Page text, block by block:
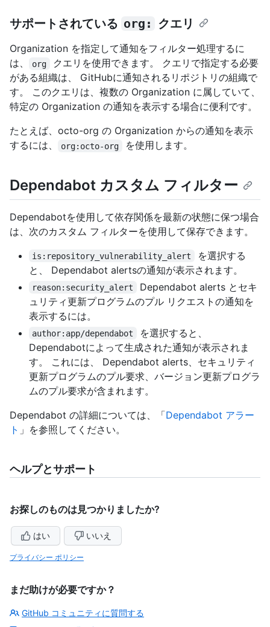
サポートされている org: クエリ
Organization を指定して通知をフィルター処理するに
は、
org
クエリを使用できます。 クエリで指定する必要
がある組織は、 GitHubに通知されるリポジトリの組織で
す。 このクエリは、複数の Organization に属していて、
特定の Organization の通知を表示する場合に便利です。
たとえば、octo-org の Organization からの通知を表示
するには、
org:octo-org を使用します。
Dependabot カスタム フィルター
Dependabotを使用して依存関係を最新の状態に保つ場合
は、次のカスタム フィルターを使用して保存できます。
is:repository_vulnerability_alert
を選択する
と、 Dependabot alertsの通知が表示されます。
reason:security_alert
Dependabot alerts とセキ
ュリティ更新プログラムのプル リクエストの通知を
表示するには。
author:app/dependabot
を選択すると、
Dependabotによって生成された通知が表示されま
す。 これには、 Dependabot alerts、セキュリティ
更新プログラムのプル要求、バージョン更新プログラ
ムのプル要求が含まれます。
Dependabot の詳細については、「Dependabot アラー
ト 」を参照してください。
ヘルプとサポート
お探しのものは見つかりましたか?
はい いいえ
プライバシー ポリシー
まだ助けが必要ですか？
GitHub コミュニティに質問する